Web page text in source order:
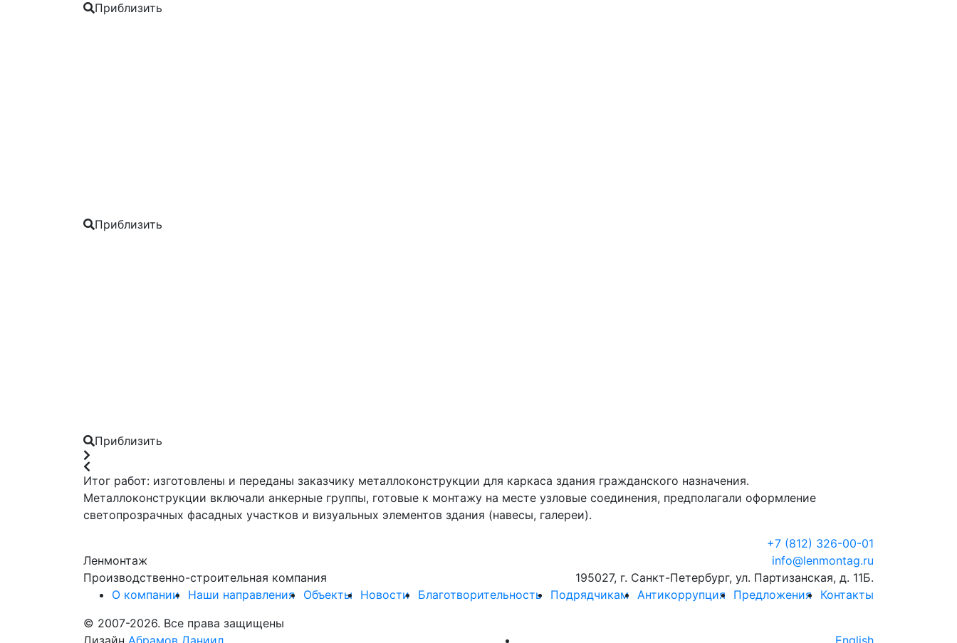
Приблизить
Приблизить
Приблизить
Итог работ: изготовлены и переданы заказчику металлоконструкции для каркаса здания гражданского назначения.
Металлоконструкции включали анкерные группы, готовые к монтажу на месте узловые соединения, предполагали оформление
светопрозрачных фасадных участков и визуальных элементов здания (навесы, галереи).
Ленмонтаж
Производственно-строительная компания
+7 (812) 326-00-01
info@lenmontag.ru
195027, г. Санкт-Петербург, ул. Партизанская, д. 11Б.
О компании
Наши направления Объекты Новости Благотворительность Подрядчикам Антикоррупция Предложения
Контакты
© 2007-2026. Все права защищены
Дизайн Абрамов Даниил English